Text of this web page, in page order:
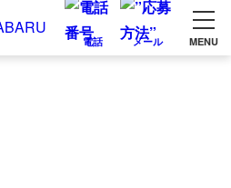
電話 メール MENU